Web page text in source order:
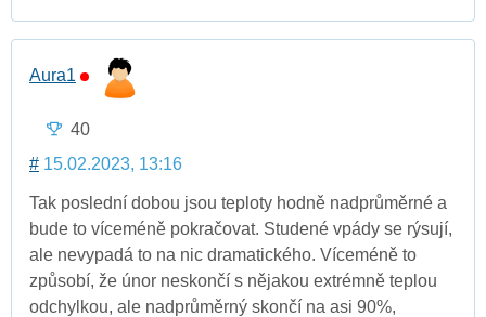
Aura1
40
# 15.02.2023, 13:16
Tak poslední dobou jsou teploty hodně nadprůměrné a
bude to víceméně pokračovat. Studené vpády se rýsují,
ale nevypadá to na nic dramatického. Víceméně to
způsobí, že únor neskončí s nějakou extrémně teplou
odchylkou, ale nadprůměrný skončí na asi 90%,